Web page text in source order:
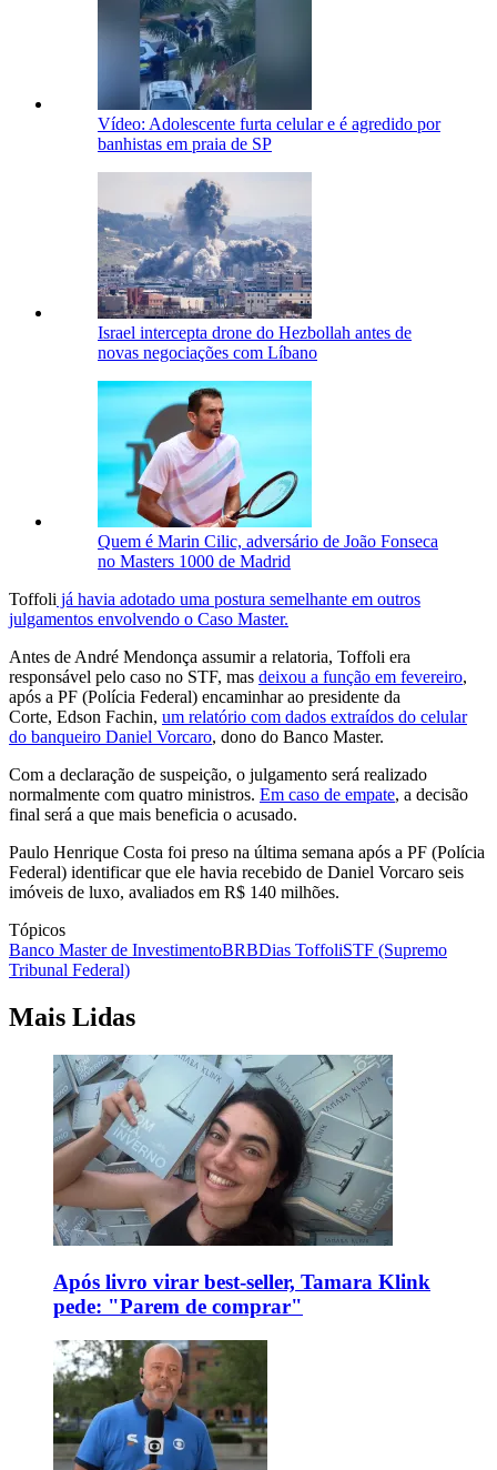
Vídeo: Adolescente furta celular e é agredido por
banhistas em praia de SP
Israel intercepta drone do Hezbollah antes de
novas negociações com Líbano
Quem é Marin Cilic, adversário de João Fonseca
no Masters 1000 de Madrid
Toffoli já havia adotado uma postura semelhante em outros
julgamentos envolvendo o Caso Master.
Antes de André Mendonça assumir a relatoria, Toffoli era
responsável pelo caso no STF, mas deixou a função em fevereiro,
após a PF (Polícia Federal) encaminhar ao presidente da
Corte, Edson Fachin, um relatório com dados extraídos do celular
do banqueiro Daniel Vorcaro, dono do Banco Master.
Com a declaração de suspeição, o julgamento será realizado
normalmente com quatro ministros. Em caso de empate, a decisão
final será a que mais beneficia o acusado.
Paulo Henrique Costa foi preso na última semana após a PF (Polícia
Federal) identificar que ele havia recebido de Daniel Vorcaro seis
imóveis de luxo, avaliados em R$ 140 milhões.
Tópicos
Banco Master de InvestimentoBRBDias ToffoliSTF (Supremo
Tribunal Federal)
Mais Lidas
Após livro virar best-seller, Tamara Klink
pede: "Parem de comprar"